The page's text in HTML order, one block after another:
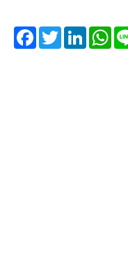
TwitterLinkedIn
WhatsApp